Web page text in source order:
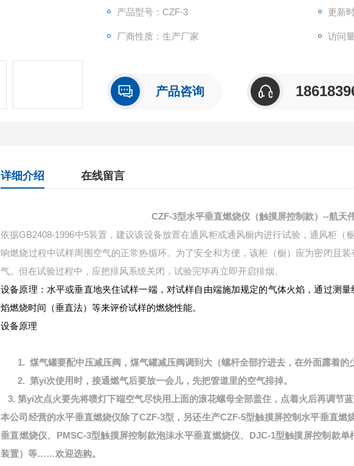
产品型号：CZF-3 更新
厂商性质：生产厂家 访问
产品咨询
详细介绍 在线留言
CZF-3型水平垂直燃烧仪（触摸屏控制款）--航天
依据GB2408-1996中5装置，建议该设备放置在通风柜或通风橱内进行试验，通风柜（
响燃烧过程中试样周围空气的正常热循环。为了安全和方便，该柜（橱）应为密闭且
气。但在试验过程中，应把排风系统关闭，试验完毕再立即开启排烟。
设备原理：水平或垂直地夹住试样一端，对试样自由端施加规定的气体火焰，通过测
焰燃烧时间（垂直法）等来评价试样的燃烧性能。
设备原理
1.煤气罐要配中压减压阀，煤气罐减压阀调到大（螺杆全部拧进去，在外面露着的
2.第yi次使用时，接通燃气后要放一会儿，先把管道里的空气排掉。
3. 第yi次点火要先将喷灯下端空气尽快用上面的滚花螺母全部盖住，点着火后再调节蓝
本公司经营的水平垂直燃烧仪除了CZF-3型，另还生产CZF-5型触摸屏控制水平垂直燃
垂直燃烧仪、PMSC-3型触摸屏控制款泡沫水平垂直燃烧仪、DJC-1型触摸屏控制款
装置）等……欢迎选购。